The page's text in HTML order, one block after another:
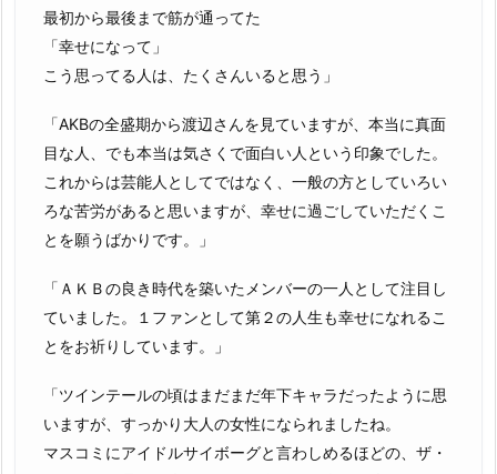
最初から最後まで筋が通ってた
「幸せになって」
こう思ってる人は、たくさんいると思う」
「AKBの全盛期から渡辺さんを見ていますが、本当に真面
目な人、でも本当は気さくで面白い人という印象でした。
これからは芸能人としてではなく、一般の方としていろい
ろな苦労があると思いますが、幸せに過ごしていただくこ
とを願うばかりです。」
「ＡＫＢの良き時代を築いたメンバーの一人として注目し
ていました。１ファンとして第２の人生も幸せになれるこ
とをお祈りしています。」
「ツインテールの頃はまだまだ年下キャラだったように思
いますが、すっかり大人の女性になられましたね。
マスコミにアイドルサイボーグと言わしめるほどの、ザ・